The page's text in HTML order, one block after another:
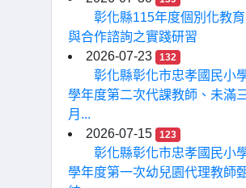
彰化縣115年度個別化教
與合作諮詢之實踐研習
2026-07-23
132
彰化縣彰化市忠孝國民小
學年度第二次代課教師、未滿
月...
2026-07-15
123
彰化縣彰化市忠孝國民小
學年度第一次幼兒園代理教師